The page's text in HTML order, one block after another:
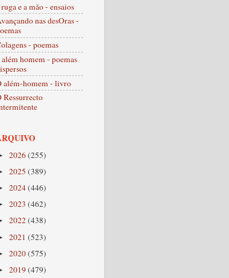
e a mão - ensaios
nas desOras -
- poemas
além homem - poemas
além-homem - livro
Ressurrecto
2026(255)
2025 (389)
2024(446)
2023 (462)
2022(438)
2021 (523)
2020(575)
2019(479)